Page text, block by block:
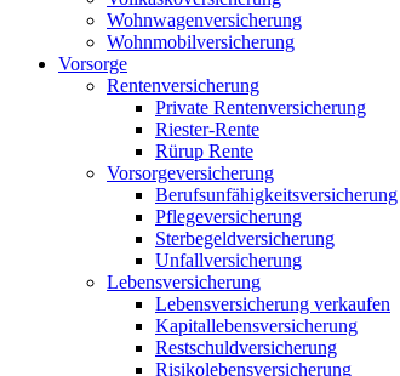
Wohnwagenversicherung
Wohnmobilversicherung
Vorsorge
Rentenversicherung
Private Rentenversicherung
Riester-Rente
Rürup Rente
Vorsorgeversicherung
Berufsunfähigkeitsversicherung
Pflegeversicherung
Sterbegeldversicherung
Unfallversicherung
Lebensversicherung
Lebensversicherung verkaufen
Kapitallebensversicherung
Restschuldversicherung
Risikolebensversicherung